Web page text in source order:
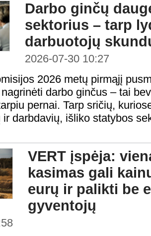
Darbo ginčų
sektorius – tarp
darbuotojų
2026-07-30 10:27
2026 metų pirmąjį
darbo ginčus – tai
pernai. Tarp sričių,
ir darbdavių, išliko statybos
VERT įspėja:
kasimas gali
eurų ir palikti be
gyventojų